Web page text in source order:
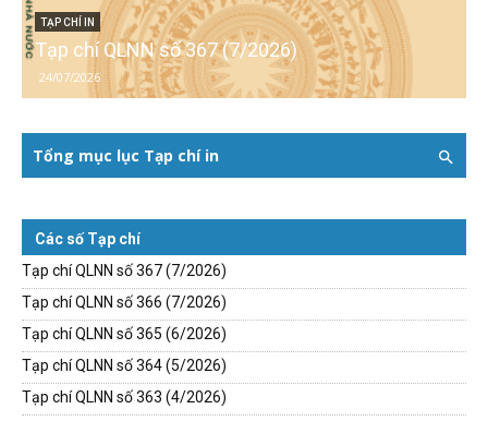
TẠP CHÍ IN
Tạp chí QLNN số 367 (7/2026)
24/07/2026
Tổng mục lục Tạp chí in
Các số Tạp chí
Tạp chí QLNN số 367 (7/2026)
Tạp chí QLNN số 366 (7/2026)
Tạp chí QLNN số 365 (6/2026)
Tạp chí QLNN số 364 (5/2026)
Tạp chí QLNN số 363 (4/2026)